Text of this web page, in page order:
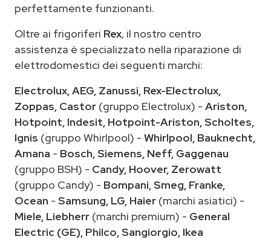
perfettamente funzionanti.
Oltre ai frigoriferi Rex, il nostro centro
assistenza è specializzato nella riparazione di
elettrodomestici dei seguenti marchi:
Electrolux, AEG, Zanussi, Rex-Electrolux,
Zoppas, Castor (gruppo Electrolux) - Ariston,
Hotpoint, Indesit, Hotpoint-Ariston, Scholtes,
Ignis (gruppo Whirlpool) - Whirlpool, Bauknecht,
Amana - Bosch, Siemens, Neff, Gaggenau
(gruppo BSH) - Candy, Hoover, Zerowatt
(gruppo Candy) - Bompani, Smeg, Franke,
Ocean - Samsung, LG, Haier (marchi asiatici) -
Miele, Liebherr (marchi premium) - General
Electric (GE), Philco, Sangiorgio, Ikea